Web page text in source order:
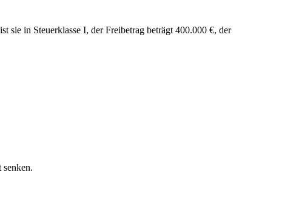
sie in Steuerklasse I, der Freibetrag beträgt 400.000 €, der
senken.